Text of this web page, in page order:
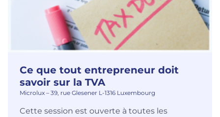
Ce que tout entrepreneur doit
savoir sur la TVA
Microlux – 39, rue Glesener L-1316 Luxembourg
Cette session est ouverte à toutes les